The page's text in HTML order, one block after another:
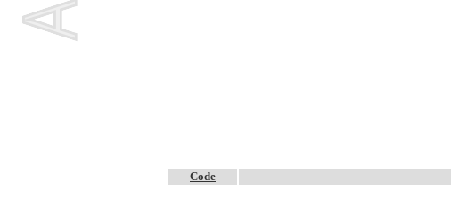
Code